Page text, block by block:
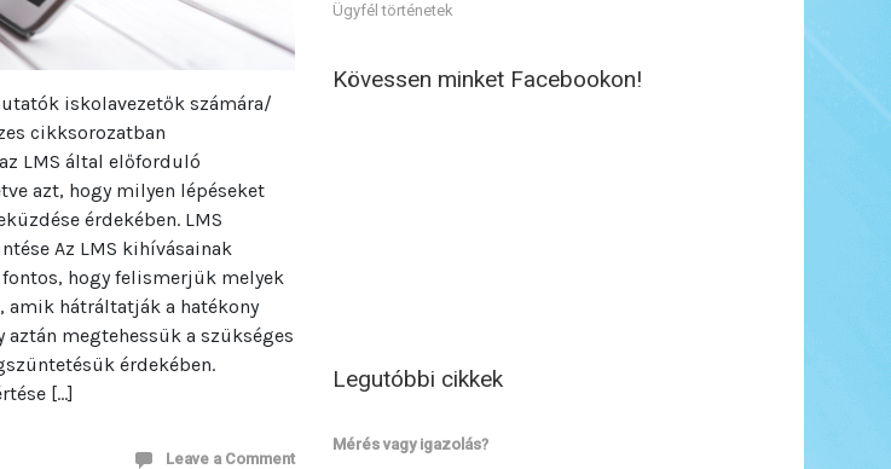
iskolavezetők számára/
cikksorozatban
LMS által előforduló
azt, hogy milyen lépéseket
érdekében. LMS
Az LMS kihívásainak
hogy felismerjük melyek
amik hátráltatják a hatékony
aztán megtehessük a szükséges
érdekében.
[…]
Leave a Comment
Ügyfél történetek
Kövessen minket Facebookon!
Legutóbbi cikkek
Mérés vagy igazolás?